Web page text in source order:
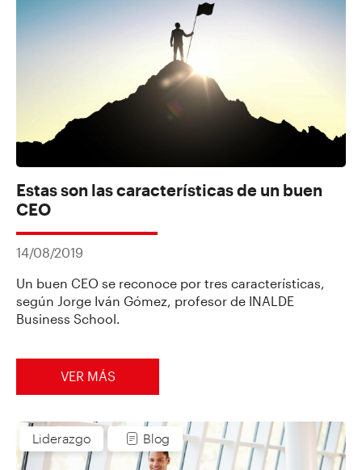
Estas son las características de un buen
CEO
14/08/2019
Un buen CEO se reconoce por tres características,
según Jorge Iván Gómez, profesor de INALDE
Business School.
VER MÁS
Liderazgo Blog